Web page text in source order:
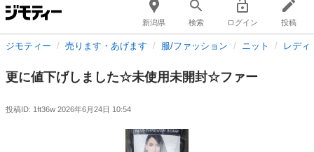
新潟県 検索 ログイン 投稿
ジモティー 売ります・あげます 服/ファッション ニット レディ
更に値下げしました☆未使用未開封☆ファー
投稿ID: 1ft36w 2026年6月24日 10:54